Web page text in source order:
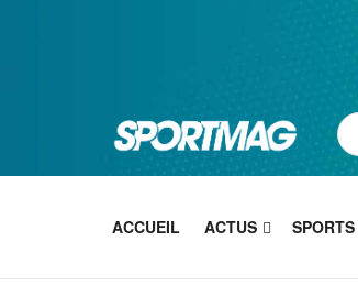
ACCUEIL ACTUS SPORTS